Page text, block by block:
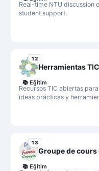
Real-time NTU discussion
student support.
12
Herramientas
Recursos TIC abiertas
ideas prácticas y
📚 Eğitim
13
Groupe de cours
📚 Eğitim